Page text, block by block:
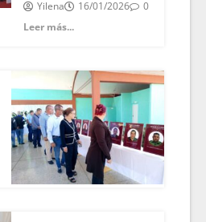
Yilena 16/01/2026
0
Leer más...